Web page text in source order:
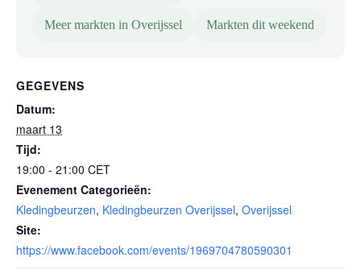
Meer markten in Overijssel Markten dit weekend
GEGEVENS
Datum:
maart 13
Tijd:
19:00 - 21:00 CET
Evenement Categorieën:
Kledingbeurzen, Kledingbeurzen Overijssel, Overijssel
Site:
https://www.facebook.com/events/1969704780590301